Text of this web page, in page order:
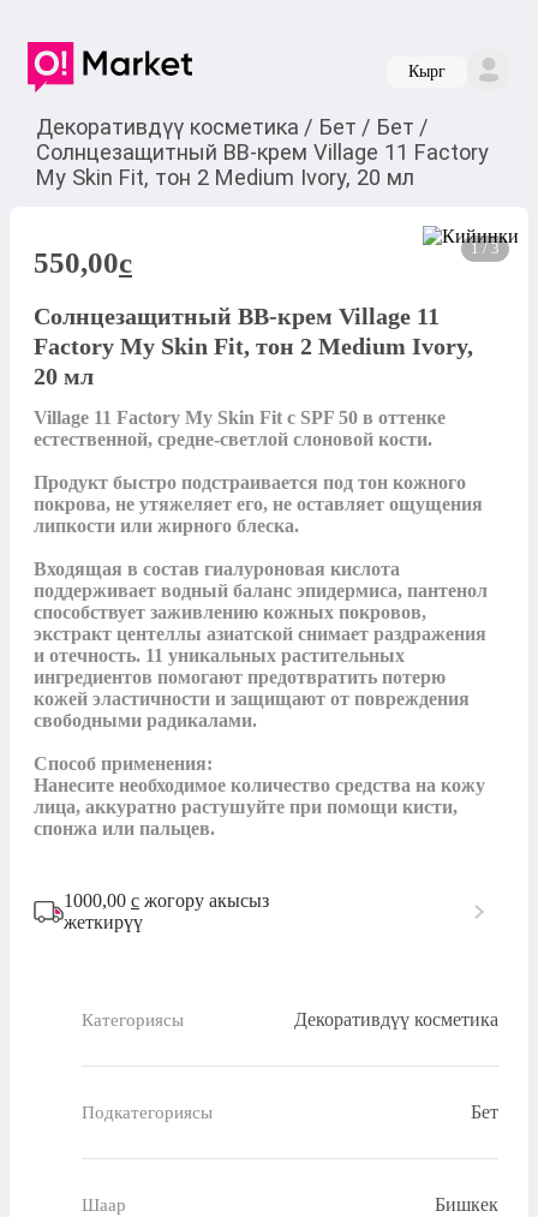
Кырг
Декоративдүү косметика / Бет / Бет /
Солнцезащитный BB-крем Village 11 Factory
My Skin Fit, тон 2 Medium Ivory, 20 мл
1 / 3
550,00c
Солнцезащитный BB-крем Village 11
Factory My Skin Fit, тон 2 Medium Ivory,
20 мл
Village 11 Factory My Skin Fit с SPF 50 в оттенке
естественной, средне-светлой слоновой кости.
Продукт быстро подстраивается под тон кожного
покрова, не утяжеляет его, не оставляет ощущения
липкости или жирного блеска.
Входящая в состав гиалуроновая кислота
поддерживает водный баланс эпидермиса, пантенол
способствует заживлению кожных покровов,
экстракт центеллы азиатской снимает раздражения
и отечность. 11 уникальных растительных
ингредиентов помогают предотвратить потерю
кожей эластичности и защищают от повреждения
свободными радикалами.
Способ применения:
Нанесите необходимое количество средства на кожу
лица, аккуратно растушуйте при помощи кисти,
спонжа или пальцев.
1000,00 с жогору акысыз
жеткирүү
Категориясы Декоративдүү косметика
Подкатегориясы Бет
Шаар Бишкек